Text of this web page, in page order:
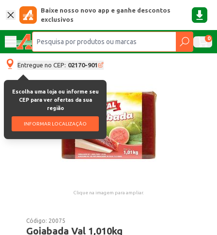
Baixe nosso novo app e ganhe descontos
exclusivos
0
Entregue no CEP: 02170-901
Escolha uma loja ou informe seu
CEP para ver ofertas da sua
região
INFORMAR LOCALIZAÇÃO
Clique na imagem para ampliar.
Código: 20075
Goiabada Val 1,010kg